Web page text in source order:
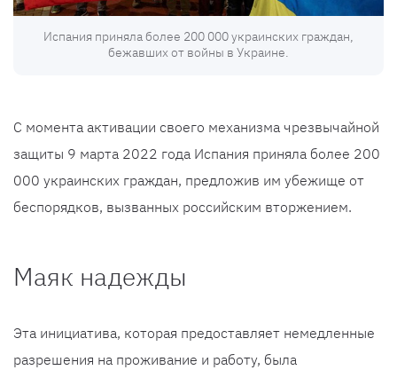
Испания приняла более 200 000 украинских граждан,
бежавших от войны в Украине.
С момента активации своего механизма чрезвычайной
защиты 9 марта 2022 года Испания приняла более 200
000 украинских граждан, предложив им убежище от
беспорядков, вызванных российским вторжением.
Маяк надежды
Эта инициатива, которая предоставляет немедленные
разрешения на проживание и работу, была